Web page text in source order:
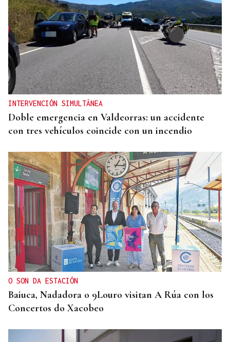
INTERVENCIÓN SIMULTÁNEA
Doble emergencia en Valdeorras: un accidente
con tres vehículos coincide con un incendio
O SON DA ESTACIÓN
Baiuca, Nadadora o 9Louro visitan A Rúa con los
Concertos do Xacobeo